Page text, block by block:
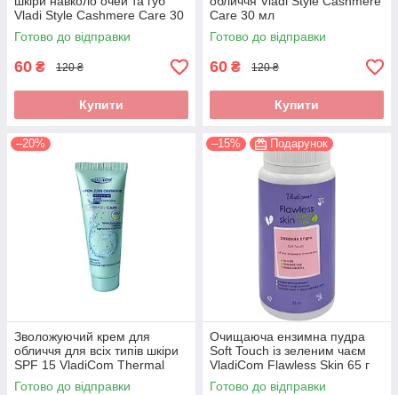
Vladi Style Cashmere Care 30
мл
Готово до відправки
60 ₴ 120 ₴
Купити
Care 30 мл
Готово до відправки
60 ₴ 120 ₴
Купити
–20%
Зволожуючий крем для
обличчя для всіх типів шкіри
SPF 15 VladiCom Thermal
Care 50 мл
Готово до відправки
–15% Подарунок
Очищаюча ензимна пудра
Soft Touch із зеленим чаєм
VladiCom Flawless Skin 65 г
Готово до відправки